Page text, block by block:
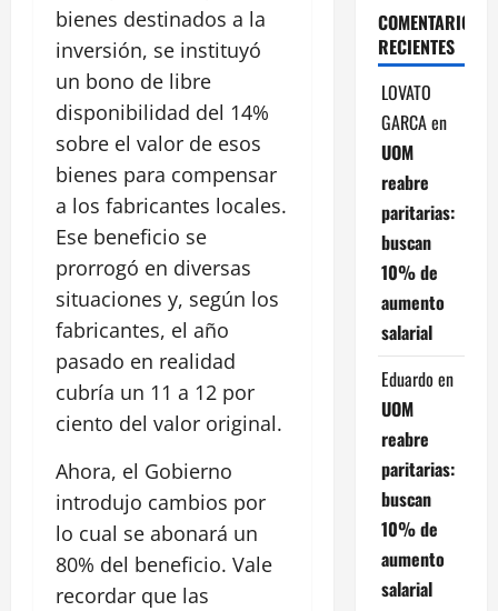
bienes destinados a la
inversión, se instituyó
un bono de libre
disponibilidad del 14%
sobre el valor de esos
bienes para compensar
a los fabricantes locales.
Ese beneficio se
prorrogó en diversas
situaciones y, según los
fabricantes, el año
pasado en realidad
cubría un 11 a 12 por
ciento del valor original.
Ahora, el Gobierno
introdujo cambios por
lo cual se abonará un
80% del beneficio. Vale
recordar que las
COMENTARIOS
RECIENTES
LOVATO
GARCAen
UOM
reabre
paritarias:
buscan
10% de
aumento
salarial
Eduardo en
UOM
reabre
paritarias:
buscan
10% de
aumento
salarial